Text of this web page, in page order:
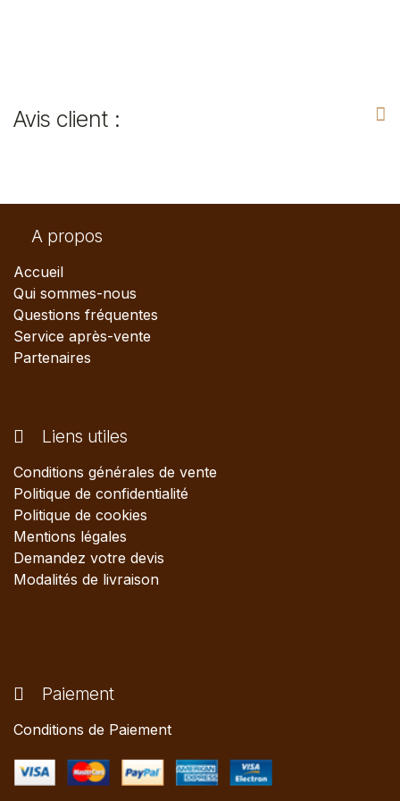
Avis client :
A propos
Accueil
Qui sommes-nous
Questions fréquentes
Service après-vente
Partenaires
Liens utiles
Conditions générales de vente
Politique de confidentialité
Politique de cookies
Mentions légales
Demandez votre devis
Modalités de livraison
Paiement
Conditions de Paiement